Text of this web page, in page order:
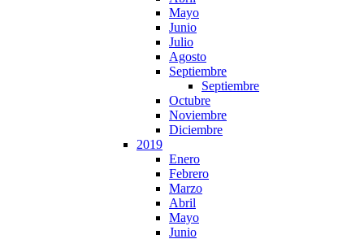
Mayo
Junio
Julio
Agosto
Septiembre
Septiembre
Octubre
Noviembre
Diciembre
2019
Enero
Febrero
Marzo
Abril
Mayo
Junio